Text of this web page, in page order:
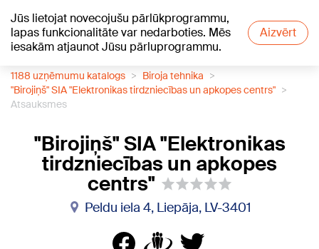
Jūs lietojat novecojušu pārlūkprogrammu,
lapas funkcionalitāte var nedarboties. Mēs
iesakām atjaunot Jūsu pārluprogrammu.
Aizvērt
+21°C
1188 uzņēmumu katalogs
Biroja tehnika
"Birojiņš" SIA "Elektronikas tirdzniecības un apkopes centrs"
Atsauksmes
"Birojiņš" SIA "Elektronikas
tirdzniecības un apkopes
centrs"
Peldu iela 4, Liepāja, LV-3401